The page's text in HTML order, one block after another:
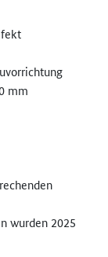
mm
wurden 2025